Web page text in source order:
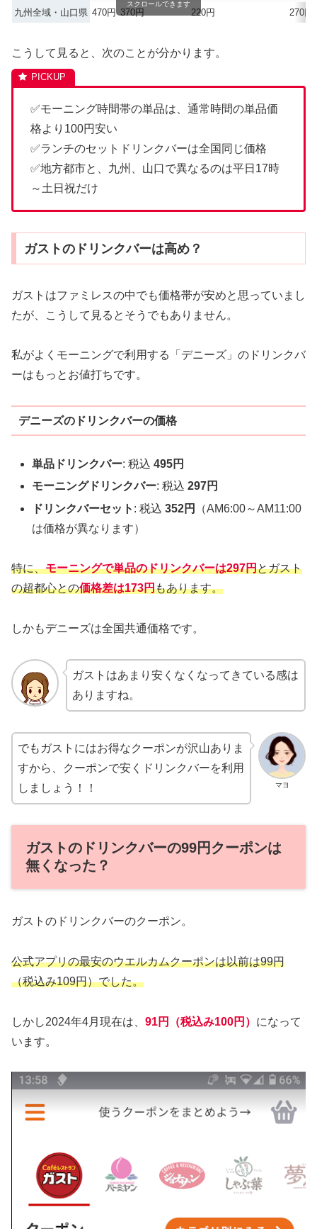
九州全域・山口県 470円 370円 220円 270円
スクロールできます
こうして見ると、次のことが分かります。
✅モーニング時間帯の単品は、通常時間の単品価
格より100円安い
✅ランチのセットドリンクバーは全国同じ価格
✅地方都市と、九州、山口で異なるのは平日17時
～土日祝だけ
ガストのドリンクバーは高め？
ガストはファミレスの中でも価格帯が安めと思っていまし
たが、こうして見るとそうでもありません。
私がよくモーニングで利用する「デニーズ」のドリンクバ
ーはもっとお値打ちです。
デニーズのドリンクバーの価格
単品ドリンクバー: 税込495円
モーニングドリンクバー: 税込297円
ドリンクバーセット : 税込352円
（AM6:00～AM11:00
は価格が異なります）
特に、モーニングで単品のドリンクバーは297円とガスト
の超都心との価格差は173円もあります。
しかもデニーズは全国共通価格です。
ガストはあまり安くなくなってきている感は
ありますね。
マヨ
でもガストにはお得なクーポンが沢山ありま
すから、クーポンで安くドリンクバーを利用
しましょう！！
ガストのドリンクバーの99円クーポンは
無くなった？
ガストのドリンクバーのクーポン。
公式アプリの最安のウエルカムクーポンは以前は99円
（税込み109円）でした。
しかし2024年4月現在は、 91円（税込み100円） になって
います。